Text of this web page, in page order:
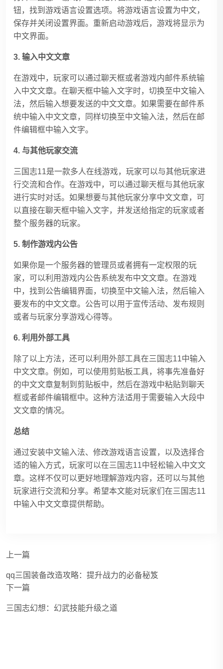
钮，找到游戏语言设置选项。将游戏语言设置为中文，
保存并关闭设置界面。重新启动游戏后，游戏将显示为
中文界面。
3. 输入中文文章
在游戏中，玩家可以通过聊天框或者游戏内邮件系统输
入中文文章。在聊天框中输入文字时，切换至中文输入
法，然后输入想要发送的中文文章。如果需要在邮件系
统中输入中文文章，同样切换至中文输入法，然后在邮
件编辑框中输入文字。
4. 与其他玩家交流
三国志11是一款多人在线游戏，玩家可以与其他玩家进
行交流和合作。在游戏中，可以通过聊天框与其他玩家
进行实时对话。如果想要与其他玩家分享中文文章，可
以直接在聊天框中输入文字，并发送给指定的玩家或者
整个服务器的玩家。
5. 制作游戏内公告
如果你是一个服务器的管理员或者拥有一定权限的玩
家，可以利用游戏内公告系统发布中文文章。在游戏
中，找到公告编辑界面，切换至中文输入法，然后输入
要发布的中文文章。公告可以用于宣传活动、发布规则
或者与玩家分享游戏心得等。
6. 利用外部工具
除了以上方法，还可以利用外部工具在三国志11中输入
中文文章。例如，可以使用剪贴板工具，将事先准备好
的中文文章复制到剪贴板中，然后在游戏中粘贴到聊天
框或者邮件编辑框中。这种方法适用于需要输入大段中
文文章的情况。
总结
通过安装中文输入法、修改游戏语言设置，以及选择合
适的输入方式，玩家可以在三国志11中轻松输入中文文
章。这样不仅可以更好地理解游戏内容，还可以与其他
玩家进行交流和分享。希望本文能对玩家们在三国志11
中输入中文文章提供帮助。
上一篇
qq三国装备改造攻略：提升战力的必备秘笈
下一篇
三国志幻想：幻武技能升级之道